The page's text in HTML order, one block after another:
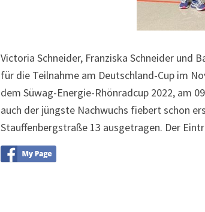
Victoria Schneider, Franziska Schneider
für die Teilnahme am Deutschland-Cup im
dem Süwag-Energie-Rhönradcup 2022, am
auch der jüngste Nachwuchs fiebert schon
Stauffenbergstraße 13 ausgetragen. Der